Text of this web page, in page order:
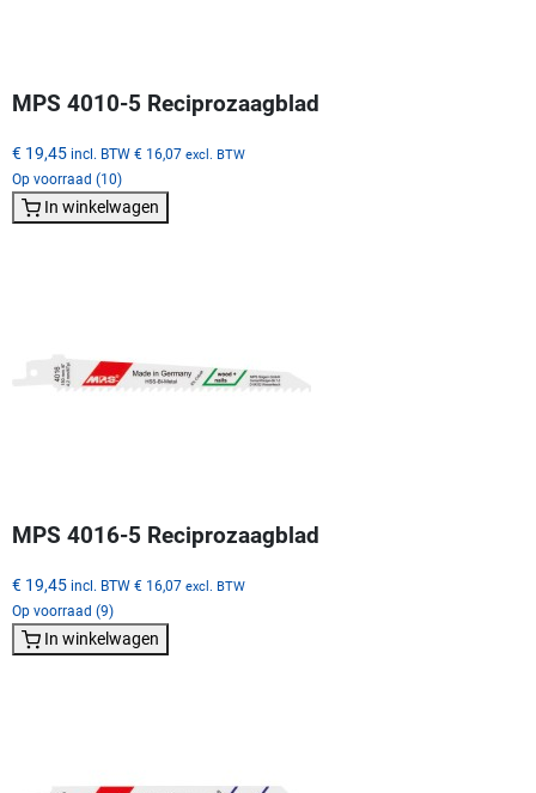
MPS 4010-5 Reciprozaagblad
€ 19,45 incl. BTW € 16,07 excl. BTW
Op voorraad (10)
In winkelwagen
MPS 4016-5 Reciprozaagblad
€ 19,45 incl. BTW € 16,07 excl. BTW
Op voorraad (9)
In winkelwagen